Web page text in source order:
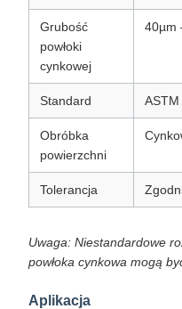
Grubość
powłoki
cynkowej
40µm
Standard
Obróbka
powierzchni
Tolerancja
Uwaga: Niestandardowe
powłoka cynkowa mogą
Aplikacja